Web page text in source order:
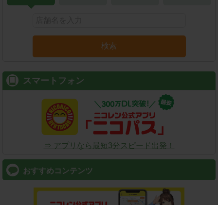
検索
スマートフォン
⇒ アプリなら最短3分スピード出発！
おすすめコンテンツ